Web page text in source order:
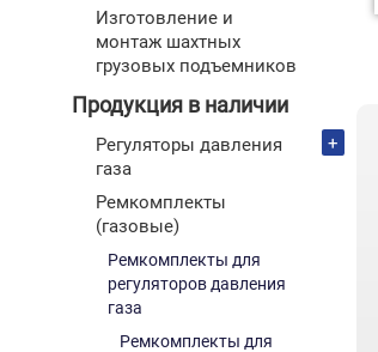
Изготовление и
монтаж шахтных
грузовых подъемников
Продукция в наличии
Регуляторы давления
газа
+
Ремкомплекты
(газовые)
Ремкомплекты для
регуляторов давления
газа
Ремкомплекты для